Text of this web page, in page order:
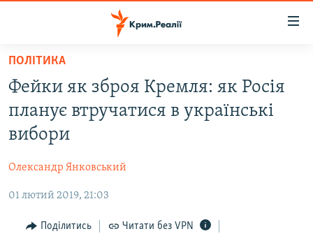
Перейти
основного
матеріалу
Перейти
до
основної
Перейти
пошуку
ВІДЕО ТА ФОТО
БЛОГИ
ПОГЛЯД
ІНТЕРВ'Ю
ПОЛІТИКА
Фейки як зброя Кремля: як Росія
планує втручатися в українські
вибори
Олександр Янковський
01 лютий 2019, 21:03
Поділитись Читати без VPN